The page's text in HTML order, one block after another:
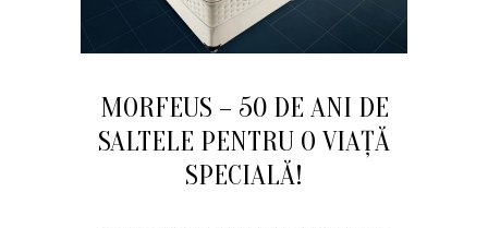
MORFEUS – 50 DE ANI DE
SALTELE PENTRU O VIAŢĂ
SPECIALĂ!